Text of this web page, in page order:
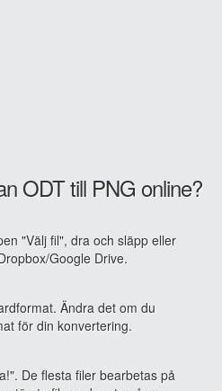
ODT till PNG online?
"Välj fil", dra och släpp eller
Google Drive.
Ändra det om du
för din konvertering.
De flesta filer bearbetas på